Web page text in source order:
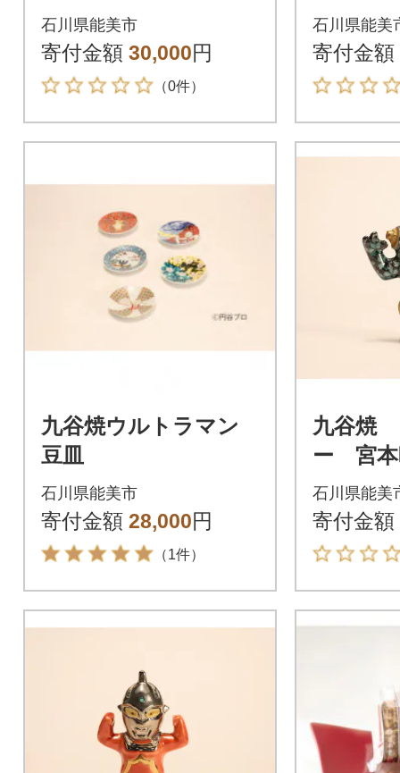
石川県能美市
寄付金額 30,000円
（0件）
つさき
ト券
石川県能美
寄付金額
九谷焼ウルトラマン
豆皿
石川県能美市
寄付金額 28,000円
（1件）
九谷焼
ー 宮本
石川県能美
寄付金額